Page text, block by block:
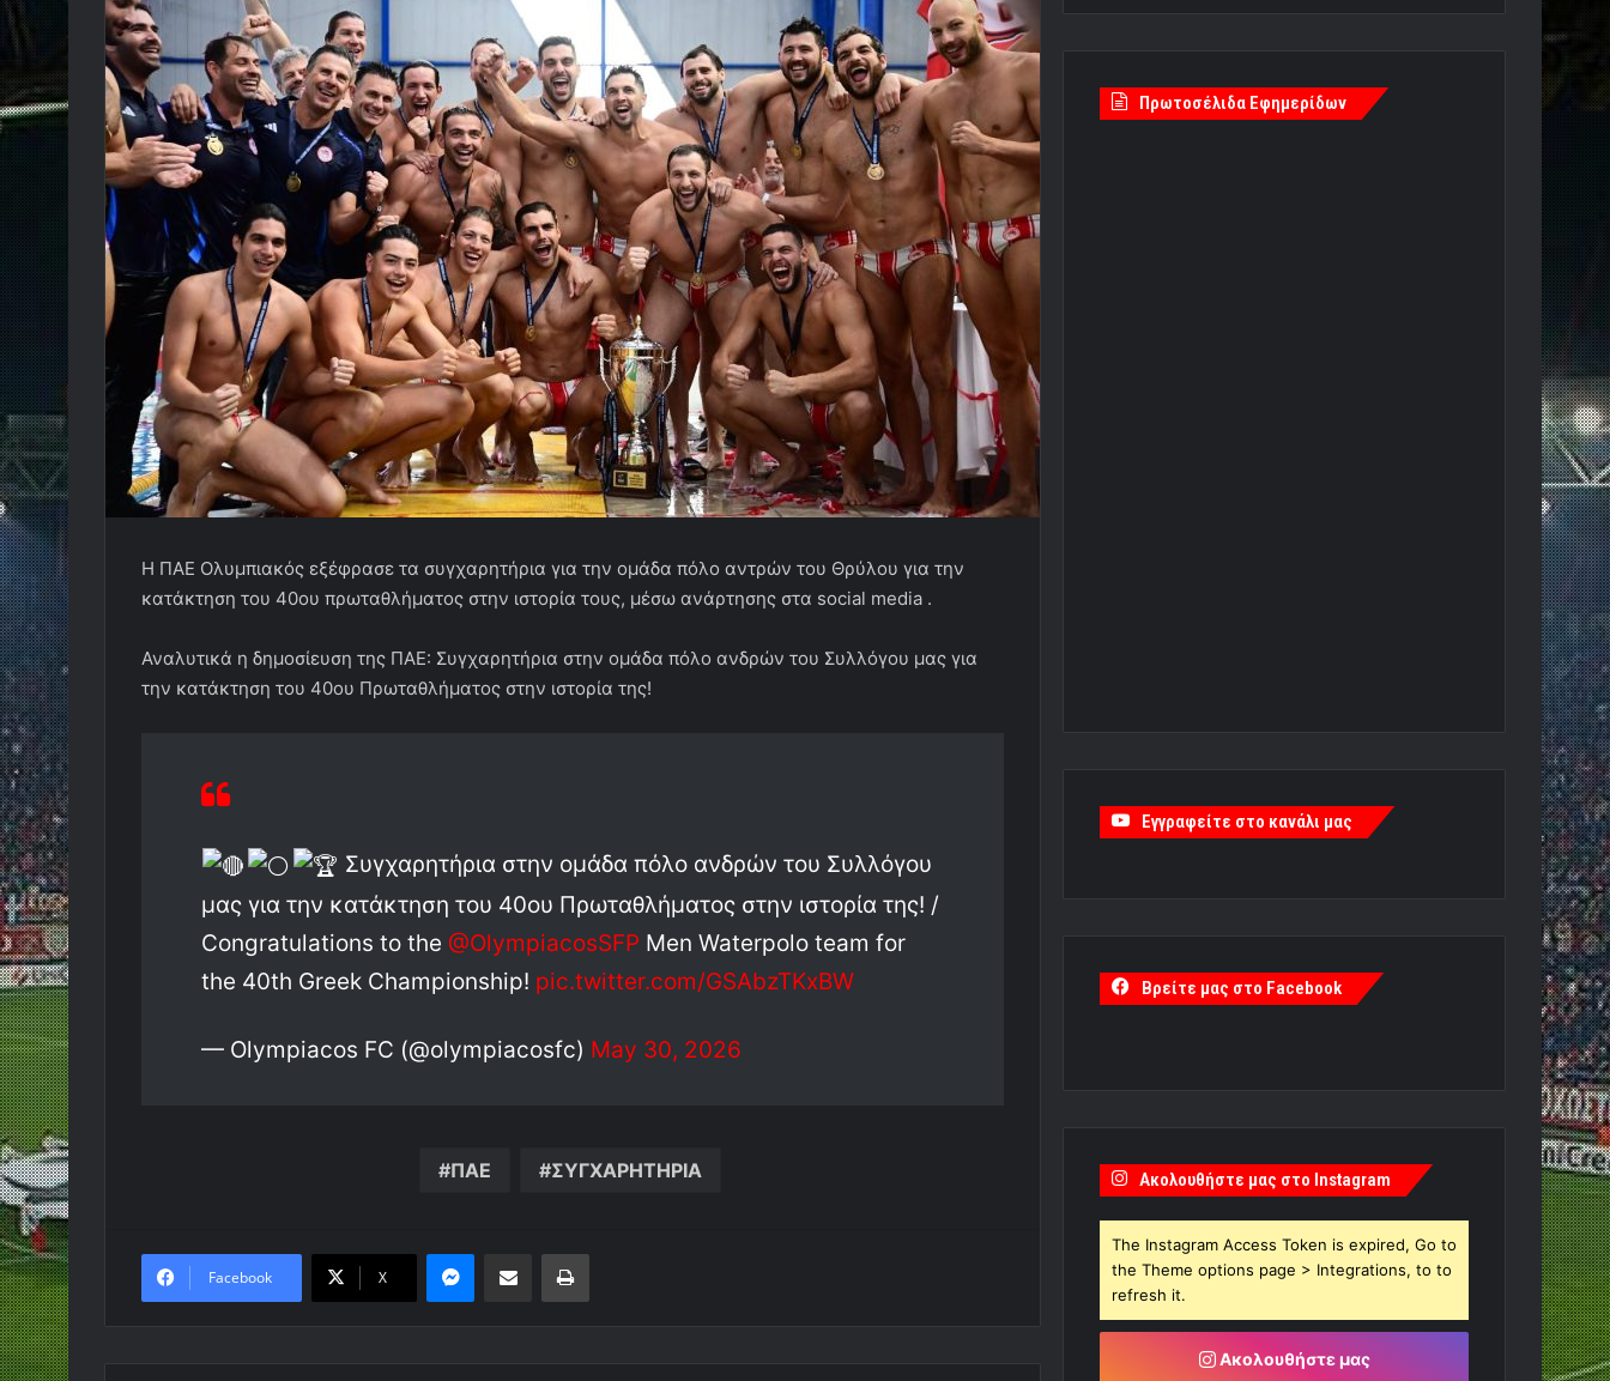
Η ΠΑΕ Ολυμπιακός εξέφρασε τα συγχαρητήρια για την ομάδα πόλο αντρών του Θρύλου για την
κατάκτηση του 40ου πρωταθλήματος στην ιστορία τους, μέσω ανάρτησης στα social media .
Αναλυτικά η δημοσίευση της ΠΑΕ: Συγχαρητήρια στην ομάδα πόλο ανδρών του Συλλόγου μας για
την κατάκτηση του 40ου Πρωταθλήματος στην ιστορία της!
Συγχαρητήρια στην ομάδα πόλο ανδρών του Συλλόγου
μας για την κατάκτηση του 40ου Πρωταθλήματος στην ιστορία της! /
Congratulations to the @OlympiacosSFP Men Waterpolo team for
the 40th Greek Championship! pic.twitter.com/GSAbzTKxBW
— Olympiacos FC (@olympiacosfc) May 30, 2026
ΠΑΕ ΣΥΓΧΑΡΗΤΗΡΙΑ
Facebook X
MessengerΚοινοποίηση μέσω ηλεκτρονικού ταχυδρομείουΕκτύπωση
Πρωτοσέλιδα Εφημερίδων
Εγγραφείτε στο κανάλι μας
Βρείτε μας στο Facebook
Ακολουθήστε μας στο Instagram
The Instagram Access Token is expired, Go to
the Theme options page > Integrations, to to
refresh it.
Ακολουθήστε μας